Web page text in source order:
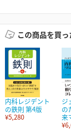
この商品を買っ
内科レジデント
の鉄則 第4版
¥5,280
ジ
の
来